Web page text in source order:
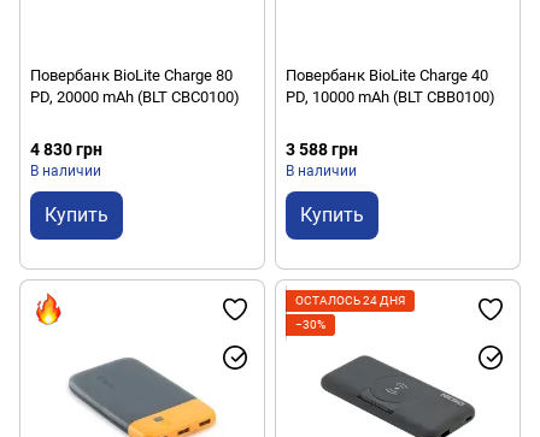
Повербанк BioLite Charge 80
PD, 20000 mAh (BLT CBC0100)
4 830 грн
В наличии
Купить
Повербанк BioLite Charge 40
PD, 10000 mAh (BLT CBB0100)
3 588 грн
В наличии
Купить
ОСТАЛОСЬ 24 ДНЯ
−30%